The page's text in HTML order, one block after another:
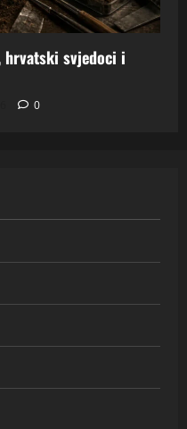
hrvatski svjedoci i
0